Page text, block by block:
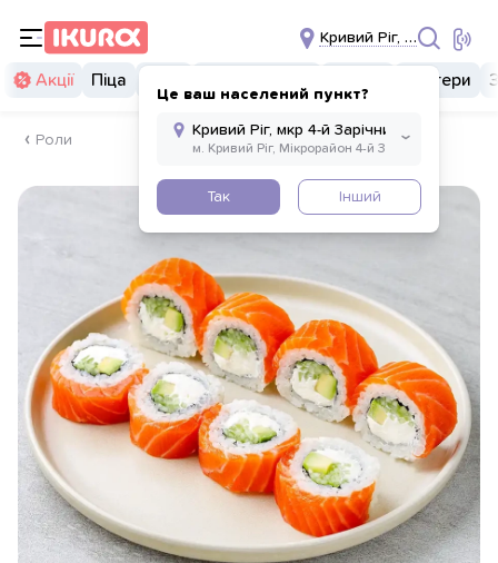
Кривий Ріг, мкр 4-й
Це ваш населений пункт?
Так Інший
Акції Піца Бургери
Роли